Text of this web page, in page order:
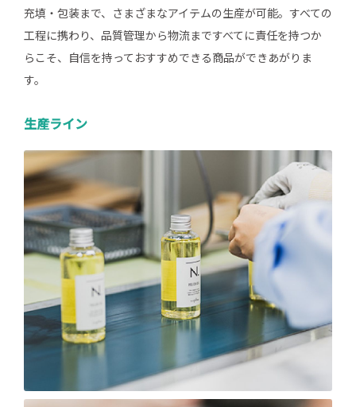
充填・包装まで、さまざまなアイテムの生産が可能。すべての
工程に携わり、品質管理から物流まですべてに責任を持つか
らこそ、自信を持っておすすめできる商品ができあがりま
す。
生産ライン